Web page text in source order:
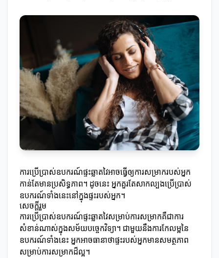
ការប្រើប្រាស់ឧបករណ៍ផ្ទះឆ្លាតវៃអាចធ្វើឲ្យការសម្រាករបស់អ្នក
កាន់តែមានប្រសិទ្ធភាព។ ដូចនេះ អ្នកគួរតែសាកល្បងប្រើប្រាស់
ឧបករណ៍ទាំងនេះនៅក្នុងផ្ទះរបស់អ្នក។
សេចក្ដីរួម
ការប្រើប្រាស់ឧបករណ៍ផ្ទះឆ្លាតវៃសម្រាប់ការសម្រាកគឺជាការ
សំខាន់ណាស់ក្នុងសម័យបច្ចេកវិទ្យា។ ជាមួយនឹងការកែលម្អនៃ
ឧបករណ៍ទាំងនេះ អ្នកអាចធានាថាផ្ទះរបស់អ្នកមានសមត្ថភាព
សម្រាប់ការសម្រាកដ៏ល្អ។